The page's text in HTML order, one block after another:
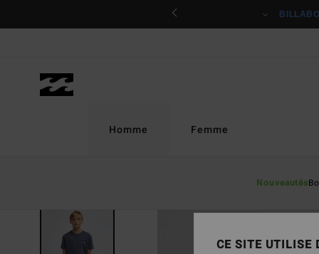
Homme
Nouveautés
Femme
CE SITE UTILISE